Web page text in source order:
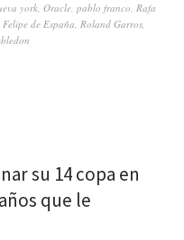
york, Oracle, pablo franco, Rafa
Felipe de España, Roland Garros,
su 14 copa en
que le